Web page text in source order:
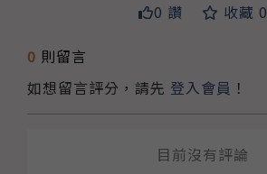
0 讚 收藏 0
0 則留言
如想留言評分，請先 登入會員 ！
目前沒有評論